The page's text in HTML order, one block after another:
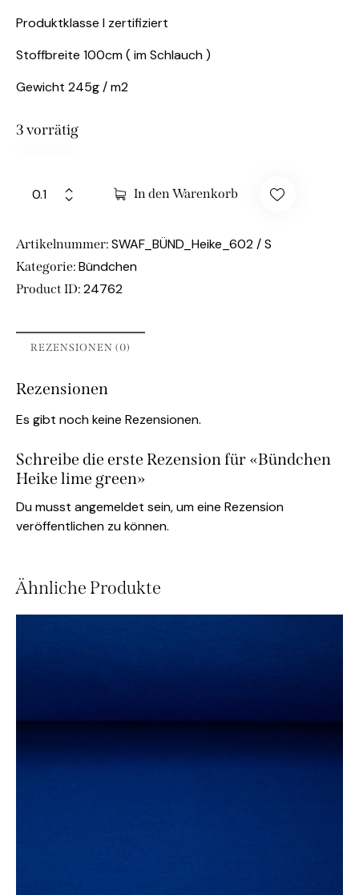
Produktklasse I zertifiziert
Stoffbreite 100cm ( im Schlauch )
Gewicht 245g / m2
3 vorrätig
In den Warenkorb
Artikelnummer: SWAF_BÜND_Heike_602 / S
Kategorie: Bündchen
Product ID: 24762
REZENSIONEN (0)
Rezensionen
Es gibt noch keine Rezensionen.
Schreibe die erste Rezension für «Bündchen
Heike lime green»
Du musst angemeldet sein, um eine Rezension
veröffentlichen zu können.
Ähnliche Produkte